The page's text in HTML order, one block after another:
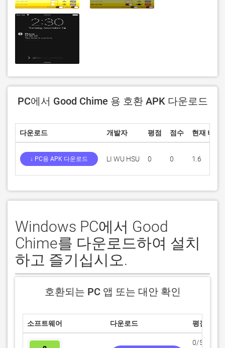
PC에서 Good Chime 용 호환 APK 다운로드
다운로드 개발자 평점 점수 현재 버전
↓ PC용 APK 다운로드 LI WU HSU 0 0 1.6
Windows PC에서 Good
Chime를 다운로드하여 설치
하고 즐기십시오.
호환되는 PC 앱 또는 대안 확인
소프트웨어 다운로드 평점
0/5